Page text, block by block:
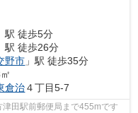
駅 徒歩5分
駅 徒歩26分
野市 」駅 徒歩35分
倉治４丁目5-7
田駅前郵便局まで455mです